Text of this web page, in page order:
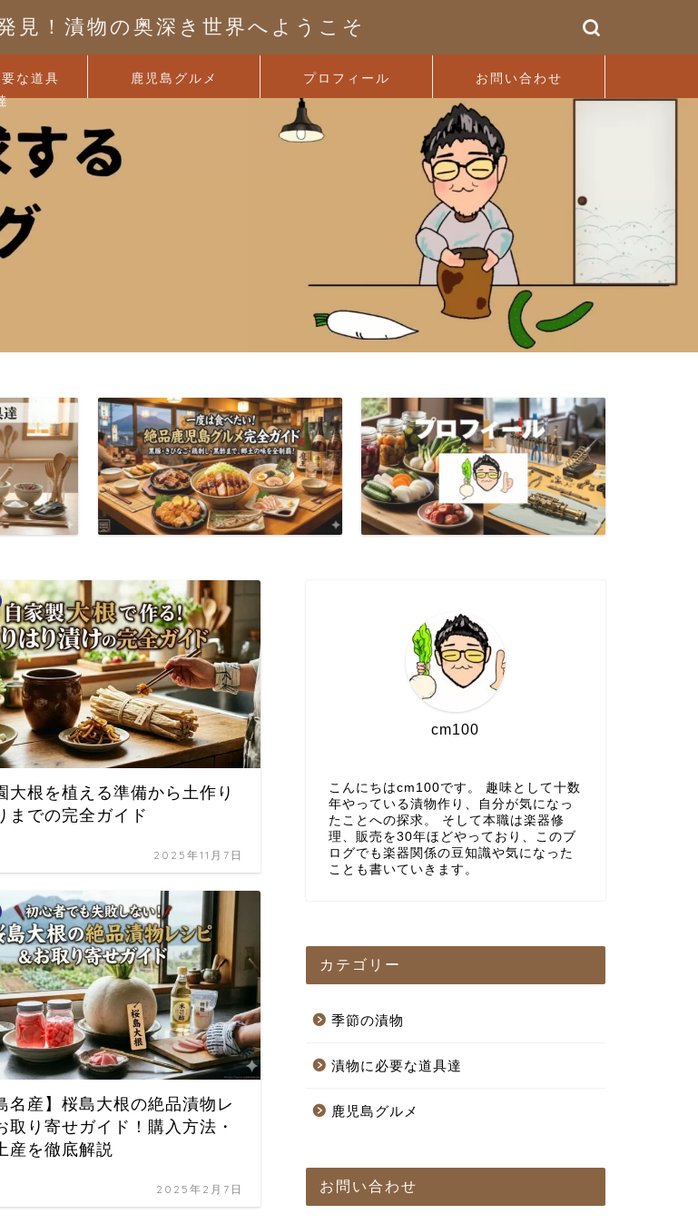
見！漬物の奥深き世界へようこそ
な道具
鹿児島グルメ プロフィール お問い合わせ
大根を植える準備から土作り
までの完全ガイド
2025年11月7日
名産】桜島大根の絶品漬物レ
取り寄せガイド！購入方法・
産を徹底解説
2025年2月7日
cm100
こんにちはcm100です。 趣味として十数
年やっている漬物作り、自分が気になっ
たことへの探求。 そして本職は楽器修
理、販売を30年ほどやっており、このブ
ログでも楽器関係の豆知識や気になった
ことも書いていきます。
カテゴリー
季節の漬物
漬物に必要な道具達
鹿児島グルメ
お問い合わせ